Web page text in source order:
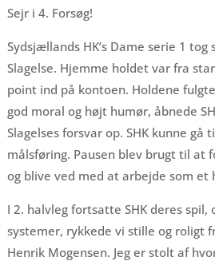
Sejr i 4. Forsøg!
Sydsjællands HK’s Dame serie 1
Slagelse. Hjemme holdet var fra
point ind på kontoen. Holdene
god moral og højt humør, åbnede
Slagelses forsvar op. SHK kunne gå
målsføring. Pausen blev brugt til at
og blive ved med at arbejde som et
I 2. halvleg fortsatte SHK deres
systemer, rykkede vi stille og roligt
Henrik Mogensen. Jeg er stolt af